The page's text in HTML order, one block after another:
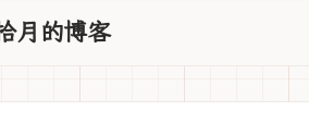
月的博客